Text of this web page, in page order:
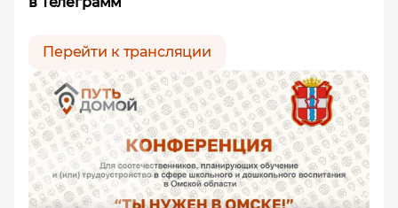
Перейти к трансляции